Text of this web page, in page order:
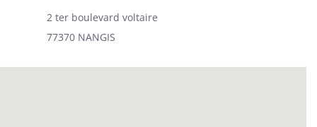
2 ter boulevard voltaire
77370 NANGIS